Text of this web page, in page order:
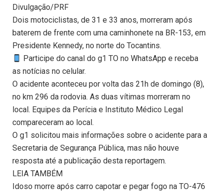
Divulgação/PRF
Dois motociclistas, de 31 e 33 anos, morreram após
baterem de frente com uma caminhonete na BR-153, em
Presidente Kennedy, no norte do Tocantins.
Participe do canal do g1 TO no WhatsApp e receba
as notícias no celular.
O acidente aconteceu por volta das 21h de domingo (8),
no km 296 da rodovia. As duas vítimas morreram no
local. Equipes da Perícia e Instituto Médico Legal
compareceram ao local.
O g1 solicitou mais informações sobre o acidente para a
Secretaria de Segurança Pública, mas não houve
resposta até a publicação desta reportagem.
LEIA TAMBÉM
Idoso morre após carro capotar e pegar fogo na TO-476